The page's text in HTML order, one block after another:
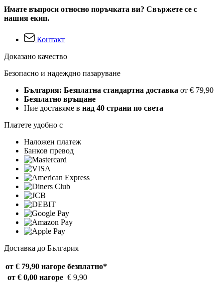
Имате въпроси относно поръчката ви? Свържете се с
нашия екип.
Контакт
Доказано качество
Безопасно и надеждно пазаруване
България: Безплатна стандартна доставка от € 79,90
Безплатно връщане
Ние доставяме в над 40 страни по света
Платете удобно с
Наложен платеж
Банков превод
Доставка до България
от € 79,90 нагоре безплатно*
от € 0,00 нагоре € 9,90